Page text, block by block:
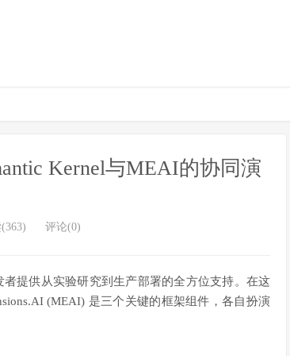
Kernel与MEAI的协同演
评论(0)
提供从实验研究到生产部署的全方位支持。在这
(MEAI) 是三个关键的框架组件，各自扮演